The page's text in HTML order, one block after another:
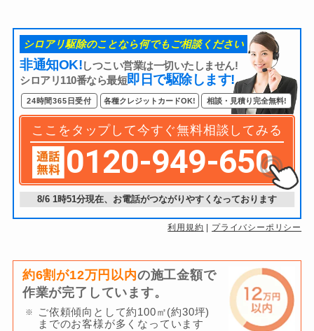
シロアリ駆除のことなら何でもご相談ください
非通知OK!しつこい営業は一切いたしません!
シロアリ110番なら最短即日で駆除します!
24時間365日受付 各種クレジットカードOK! 相談・見積り完全無料!
ここをタップして今すぐ無料相談してみる
0120-949-650
8/6 1時51分現在、お電話がつながりやすくなっております
利用規約 プライバシーポリシー
約6割が12万円以内の施工金額で
作業が完了しています。
ご依頼傾向として約100㎡(約30坪)
までのお客様が多くなっています